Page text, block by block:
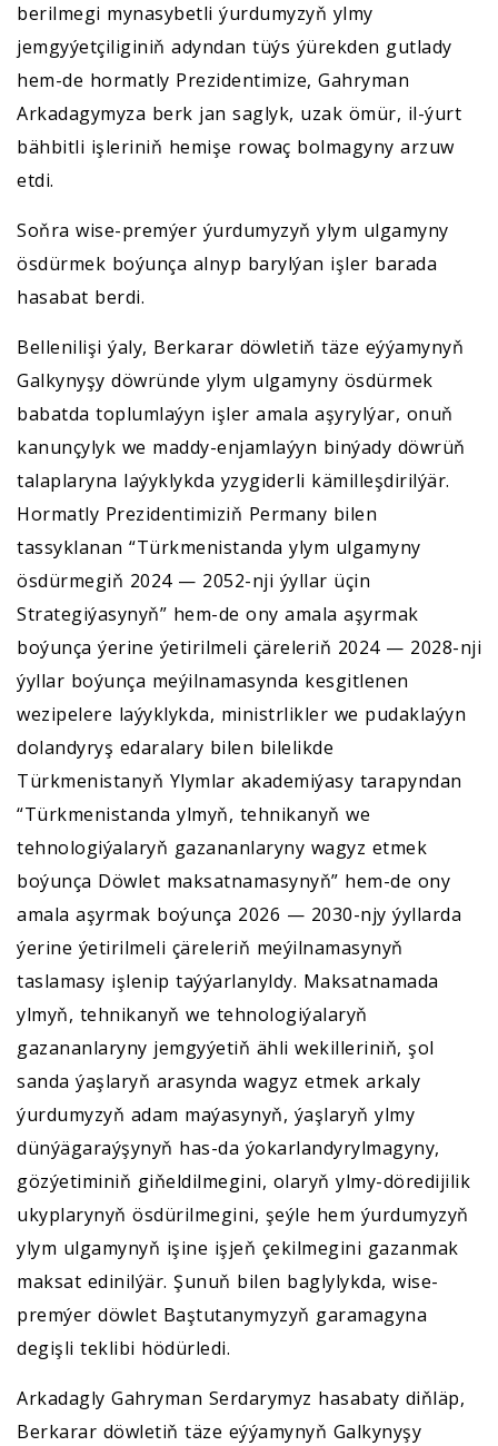
berilmegi mynasybetli ýurdumyzyň ylmy
jemgyýetçiliginiň adyndan tüýs ýürekden gutlady
hem-de hormatly Prezidentimize, Gahryman
Arkadagymyza berk jan saglyk, uzak ömür, il-ýurt
bähbitli işleriniň hemişe rowaç bolmagyny arzuw
etdi.
Soňra wise-premýer ýurdumyzyň ylym ulgamyny
ösdürmek boýunça alnyp barylýan işler barada
hasabat berdi.
Bellenilişi ýaly, Berkarar döwletiň täze eýýamynyň
Galkynyşy döwründe ylym ulgamyny ösdürmek
babatda toplumlaýyn işler amala aşyrylýar, onuň
kanunçylyk we maddy-enjamlaýyn binýady döwrüň
talaplaryna laýyklykda yzygiderli kämilleşdirilýär.
Hormatly Prezidentimiziň Permany bilen
tassyklanan “Türkmenistanda ylym ulgamyny
ösdürmegiň 2024 — 2052-nji ýyllar üçin
Strategiýasynyň” hem-de ony amala aşyrmak
boýunça ýerine ýetirilmeli çäreleriň 2024 — 2028-nji
ýyllar boýunça meýilnamasynda kesgitlenen
wezipelere laýyklykda, ministrlikler we pudaklaýyn
dolandyryş edaralary bilen bilelikde
Türkmenistanyň Ylymlar akademiýasy tarapyndan
“Türkmenistanda ylmyň, tehnikanyň we
tehnologiýalaryň gazananlaryny wagyz etmek
boýunça Döwlet maksatnamasynyň” hem-de ony
amala aşyrmak boýunça 2026 — 2030-njy ýyllarda
ýerine ýetirilmeli çäreleriň meýilnamasynyň
taslamasy işlenip taýýarlanyldy. Maksatnamada
ylmyň, tehnikanyň we tehnologiýalaryň
gazananlaryny jemgyýetiň ähli wekilleriniň, şol
sanda ýaşlaryň arasynda wagyz etmek arkaly
ýurdumyzyň adam maýasynyň, ýaşlaryň ylmy
dünýägaraýşynyň has-da ýokarlandyrylmagyny,
gözýetiminiň giňeldilmegini, olaryň ylmy-döredijilik
ukyplarynyň ösdürilmegini, şeýle hem ýurdumyzyň
ylym ulgamynyň işine işjeň çekilmegini gazanmak
maksat edinilýär. Şunuň bilen baglylykda, wise-
premýer döwlet Baştutanymyzyň garamagyna
degişli teklibi hödürledi.
Arkadagly Gahryman Serdarymyz hasabaty diňläp,
Berkarar döwletiň täze eýýamynyň Galkynyşy